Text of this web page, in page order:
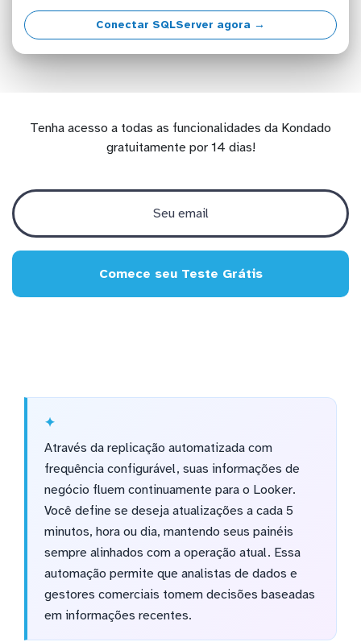
Conectar SQLServer agora →
Tenha acesso a todas as funcionalidades da Kondado
gratuitamente por 14 dias!
Comece seu Teste Grátis
Através da replicação automatizada com
frequência configurável, suas informações de
negócio fluem continuamente para o Looker.
Você define se deseja atualizações a cada 5
minutos, hora ou dia, mantendo seus painéis
sempre alinhados com a operação atual. Essa
automação permite que analistas de dados e
gestores comerciais tomem decisões baseadas
em informações recentes.